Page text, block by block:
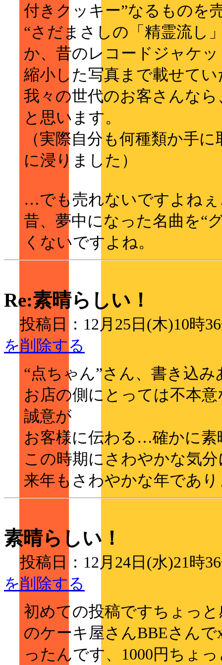
付きクッキー”なるものを
“さだまさしの「精霊流し
か、昔のレコードジャケ
縮小した写真まで載せて
我々の世代のお客さんな
と思います。
（実際自分も何種類か手
に浸りました）
…でも売れないですよねぇ
昔、夢中になった名曲を“
くないですよね。
Re:素晴らしい！
投稿日：12月25日(木)10時
を削除する
“点ちゃん”さん、書き込
お店の側にとっては不本
誠意が
お客様に伝わる…確かに素
この時期にさわやかな気
来年もさわやかな年であ
素晴らしい！
投稿日：12月24日(水)21
を削除する
初めての投稿ですちょっ
のケーキ屋さんBBEさん
ったんです、1000円ちょ